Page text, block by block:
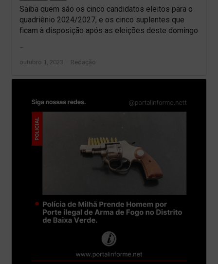
Saiba quem são os cinco candidatos eleitos para o
quadriênio 2024/2027, e os cinco suplentes que
ficam à disposição após as eleições deste domingo
…
outubro 1, 2023 Author
Redação